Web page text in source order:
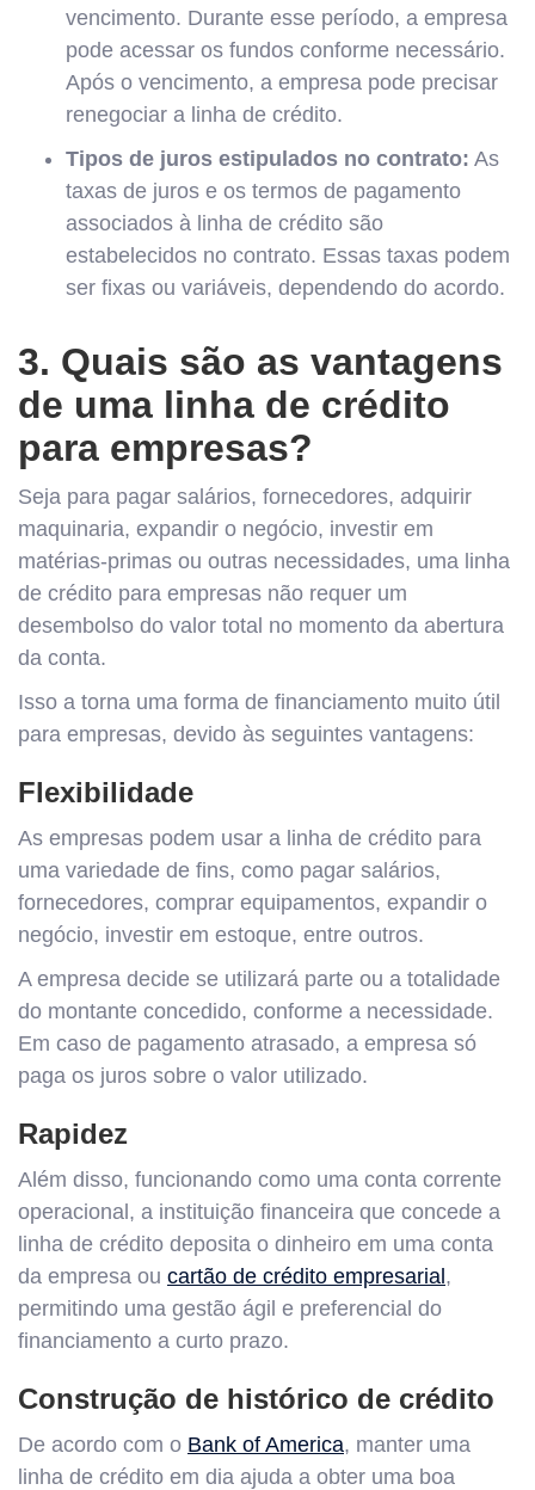
vencimento. Durante esse período, a empresa
pode acessar os fundos conforme necessário.
Após o vencimento, a empresa pode precisar
renegociar a linha de crédito.
Tipos de juros estipulados no contrato: As
taxas de juros e os termos de pagamento
associados à linha de crédito são
estabelecidos no contrato. Essas taxas podem
ser fixas ou variáveis, dependendo do acordo.
3. Quais são as vantagens
de uma linha de crédito
para empresas?
Seja para pagar salários, fornecedores, adquirir
maquinaria, expandir o negócio, investir em
matérias-primas ou outras necessidades, uma linha
de crédito para empresas não requer um
desembolso do valor total no momento da abertura
da conta.
Isso a torna uma forma de financiamento muito útil
para empresas, devido às seguintes vantagens:
Flexibilidade
As empresas podem usar a linha de crédito para
uma variedade de fins, como pagar salários,
fornecedores, comprar equipamentos, expandir o
negócio, investir em estoque, entre outros.
A empresa decide se utilizará parte ou a totalidade
do montante concedido, conforme a necessidade.
Em caso de pagamento atrasado, a empresa só
paga os juros sobre o valor utilizado.
Rapidez
Além disso, funcionando como uma conta corrente
operacional, a instituição financeira que concede a
linha de crédito deposita o dinheiro em uma conta
da empresa ou cartão de crédito empresarial ,
permitindo uma gestão ágil e preferencial do
financiamento a curto prazo.
Construção de histórico de crédito
De acordo com o Bank of America, manter uma
linha de crédito em dia ajuda a obter uma boa